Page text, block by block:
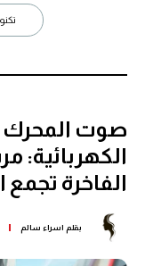
صوت المحرك
الفاخرة تجمع
بقلم اسراء سالم